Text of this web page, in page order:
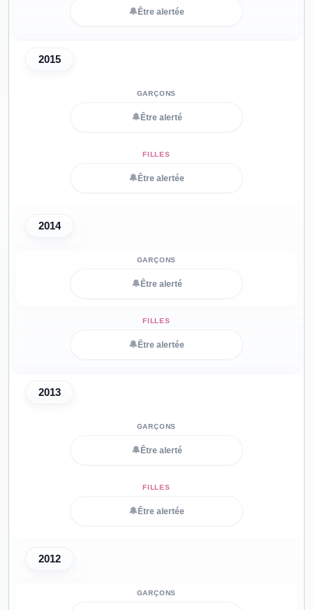
🔔 Être alertée
2015
🔔 Être alerté
🔔 Être alertée
2014
🔔 Être alerté
🔔 Être alertée
2013
🔔 Être alerté
🔔 Être alertée
2012